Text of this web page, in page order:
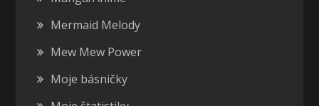
Mermaid Melody
Mew Mew Power
Moje básničky